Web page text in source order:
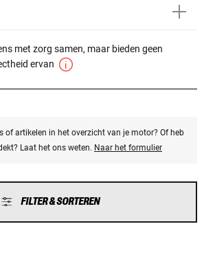
met zorg samen, maar bieden geen
ervan
of artikelen in het overzicht van je motor? Of heb
Laat het ons weten. Naar het formulier
FILTER & SORTEREN